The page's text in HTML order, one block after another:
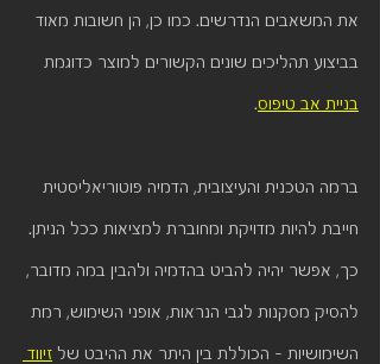
את המשאבים הנדרשים. כמו כן, הן חשובות מאוד
בביצוע תהליכים שונים הקשורים למוצר כדוגמת
בניית אב טיפוס.
ברמה הטכנית והעיצובית, הדמיה פוטוריאליסטית
חייבת להיות מדויקת ומחוברת למציאות ככל הניתן.
כך, אפשר יהיה להביט בהדמיה ולהבין במה מדובר,
להסיק מסקנות לגבי הנראות, אופני השימוש, רמת
השימושיות - הכוללת בין היתר את ההיבט של זיווד